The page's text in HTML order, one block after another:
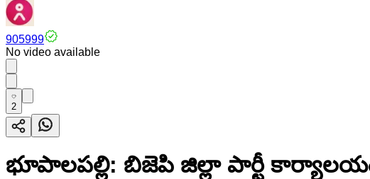
905999
No video available
2
భూపాలపల్లి: బిజెపి జిల్లా పార్టీ